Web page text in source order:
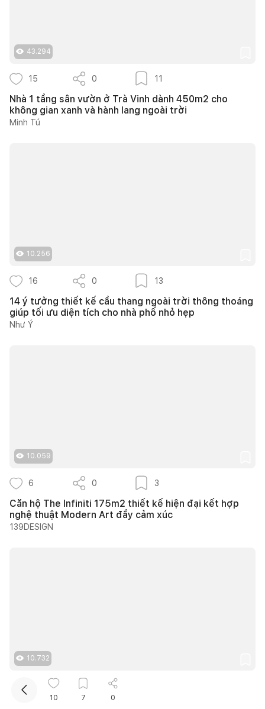
43.294
15 0 11
Nhà 1 tầng sân vườn ở Trà Vinh dành 450m2 cho
không gian xanh và hành lang ngoài trời
Minh Tú
10.256
16 0 13
14 ý tưởng thiết kế cầu thang ngoài trời thông thoáng
giúp tối ưu diện tích cho nhà phố nhỏ hẹp
Như Ý
10.059
6 0 3
Căn hộ The Infiniti 175m2 thiết kế hiện đại kết hợp
nghệ thuật Modern Art đầy cảm xúc
139DESIGN
10.732
10 7 0